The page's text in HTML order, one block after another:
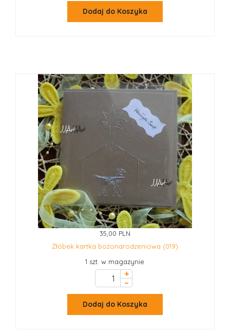
Dodaj do Koszyka
35,00 PLN
Żłóbek kartka bożonarodzeniowa (019)
1 szt. w magazynie
+
–
Dodaj do Koszyka